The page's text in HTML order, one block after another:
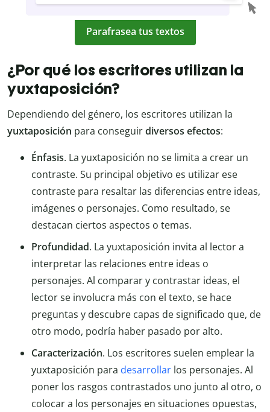
Parafrasea tus textos
¿Por qué los escritores utilizan la
yuxtaposición?
Dependiendo del género, los escritores utilizan la
yuxtaposición para conseguirdiversos efectos:
Énfasis. La yuxtaposición no se limita a crear un
contraste. Su principal objetivo es utilizar ese
contraste para resaltar las diferencias entre ideas,
imágenes o personajes. Como resultado, se
destacan ciertos aspectos o temas.
Profundidad. La yuxtaposición invita al lector a
interpretar las relaciones entre ideas o
personajes. Al comparar y contrastar ideas, el
lector se involucra más con el texto, se hace
preguntas y descubre capas de significado que, de
otro modo, podría haber pasado por alto.
Caracterización. Los escritores suelen emplear la
yuxtaposición para desarrollar los personajes. Al
poner los rasgos contrastados uno junto al otro, o
colocar a los personajes en situaciones opuestas,